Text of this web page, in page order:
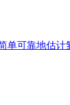
单可靠地估计